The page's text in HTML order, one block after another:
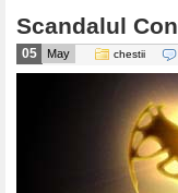
Scandalul
05 May chestii